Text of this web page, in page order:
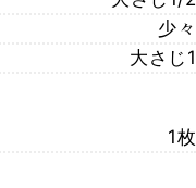
少々
大さじ1
1枚